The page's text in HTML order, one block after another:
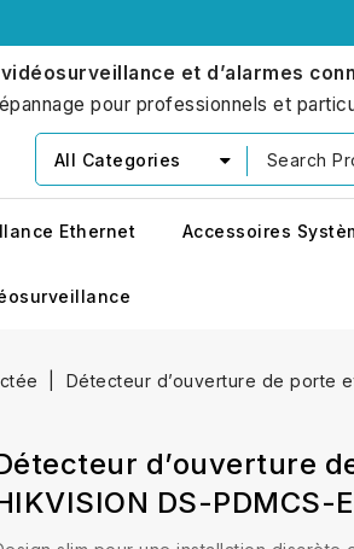
et d’alarmes
pour professionnels et
All Categories
Ethernet Accessoires
Détecteur d’ouverture de porte
d’ouverture
DS-PDMCS-